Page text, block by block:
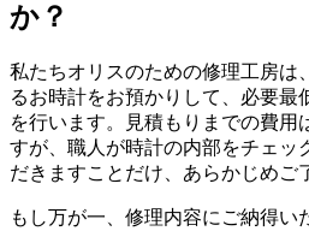
か？
私たちオリスのための修理工房は
るお時計をお預かりして、必要最
を行います。見積もりまでの費用
すが、職人が時計の内部をチェッ
だきますことだけ、あらかじめご
もし万が一、修理内容にご納得い